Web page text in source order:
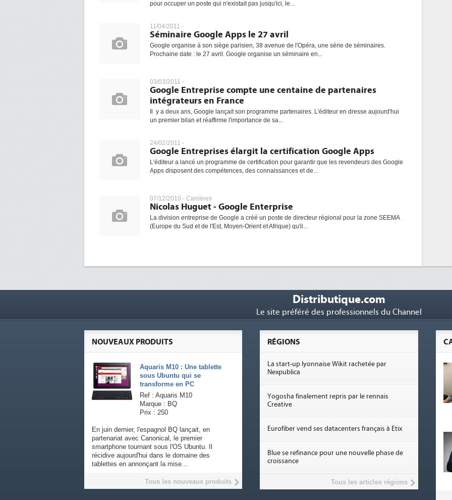
pour occuper un poste qui n'existait pas jusqu'ici, le...
11/04/2011 -
Séminaire Google Apps le 27 avril
Google organise à son siège parisien, 38 avenue de l'Opéra, une série de séminaires.
Prochaine date : le 27 avril. Google organise un séminaire en...
03/03/2011 -
Google Entreprise compte une centaine de partenaires
intégrateurs en France
Il y a deux ans, Google lançait son programme partenaires. L'éditeur en dresse aujourd'hui
un premier bilan et réaffirme l'importance de sa...
24/02/2011 -
Google Entreprises élargit la certification Google Apps
L'éditeur a lancé un programme de certification pour garantir que les revendeurs des Google
Apps disposent des compétences, des connaissances et de...
07/12/2010 - Carrières
Nicolas Huguet - Google Enterprise
La division entreprise de Google a créé un poste de directeur régional pour la zone SEEMA
(Europe du Sud et de l'Est, Moyen-Orient et Afrique) qu'il...
Distributique.com
Le site préféré des professionnels du Channel
NOUVEAUX PRODUITS
Aquaris M10 : Une tablette
sous Ubuntu qui se
transforme en PC
Ref : Aquaris M10
Marque : BQ
Prix : 250
En juin dernier, l'espagnol BQ lançait, en
partenariat avec Canonical, le premier
smartphone tournant sous l'OS Ubuntu. Il
récidive aujourd'hui dans le domaine des
tablettes en annonçant la mise...
Tous les nouveaux produits
RÉGIONS
La start-up lyonnaise Wikit rachetée par
Nexpublica
Yogosha finalement repris par le rennais
Creative
Eurofiber vend ses datacenters français à Etix
Blue se refinance pour une nouvelle phase de
croissance
Tous les articles régions